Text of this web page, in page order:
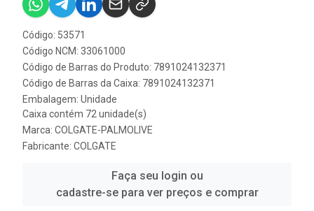
Código: 53571
Código NCM: 33061000
Código de Barras do Produto: 7891024132371
Código de Barras da Caixa: 7891024132371
Embalagem: Unidade
Caixa contém 72 unidade(s)
Marca: COLGATE-PALMOLIVE
Fabricante: COLGATE
Faça seu login ou
cadastre-se para ver preços e comprar